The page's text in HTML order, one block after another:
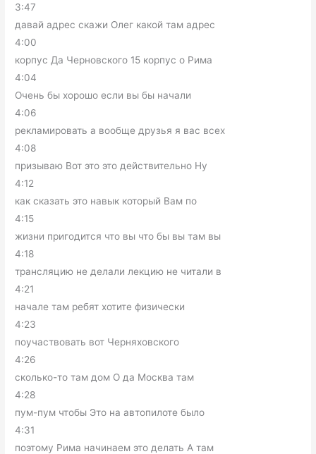
3:47
давай адрес скажи Олег какой там адрес
4:00
корпус Да Черновского 15 корпус о Рима
4:04
Очень бы хорошо если вы бы начали
4:06
рекламировать а вообще друзья я вас всех
4:08
призываю Вот это это действительно Ну
4:12
как сказать это навык который Вам по
4:15
жизни пригодится что вы что бы вы там вы
4:18
трансляцию не делали лекцию не читали в
4:21
начале там ребят хотите физически
4:23
поучаствовать вот Черняховского
4:26
сколько-то там дом О да Москва там
4:28
пум-пум чтобы Это на автопилоте было
4:31
поэтому Рима начинаем это делать А там